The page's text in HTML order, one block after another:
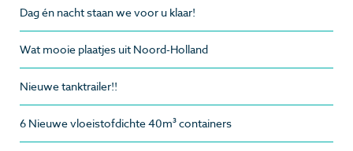
Dag én nacht staan we voor u klaar!
Wat mooie plaatjes uit Noord-Holland
Nieuwe tanktrailer!!
6 Nieuwe vloeistofdichte 40m³ containers